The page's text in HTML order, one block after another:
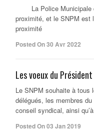
La Police Municipale
proximité, et le SNPM est
proximité
Posted On 30 Avr 2022
Les voeux du Président
Le SNPM souhaite à tous
délégués, les membres
conseil syndical, ainsi
Posted On 03 Jan 2019